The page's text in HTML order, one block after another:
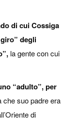
di cui Cossiga
degli
la gente con cui
“adulto”, per
che suo padre era
di